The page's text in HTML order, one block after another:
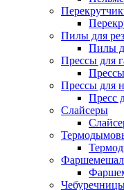
Пилы для
Пилы
Прессы для
Прессы для
Пресс
Слайсеры